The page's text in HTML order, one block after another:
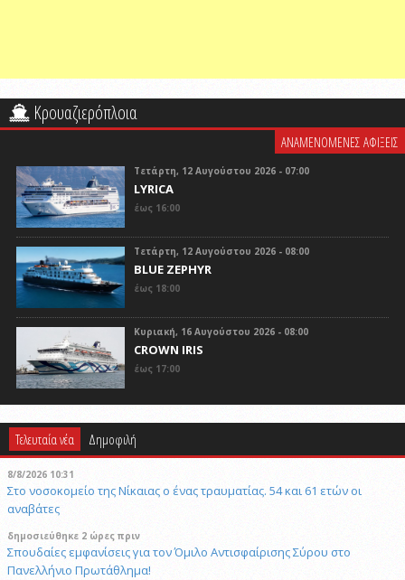
Κρουαζιερόπλοια
ΑΝΑΜΕΝΟΜΕΝΕΣ ΑΦΙΞΕΙΣ
Τετάρτη, 12 Αυγούστου 2026 - 07:00
LYRICA
έως 16:00
Τετάρτη, 12 Αυγούστου 2026 - 08:00
BLUE ZEPHYR
έως 18:00
Κυριακή, 16 Αυγούστου 2026 - 08:00
CROWN IRIS
έως 17:00
Τελευταία νέα Δημοφιλή
8/8/2026 10:31
Στο νοσοκομείο της Νίκαιας ο ένας τραυματίας. 54 και 61 ετών οι
αναβάτες
δημοσιεύθηκε 2 ώρες πριν
Σπουδαίες εμφανίσεις για τον Όμιλο Αντισφαίρισης Σύρου στο
Πανελλήνιο Πρωτάθλημα!